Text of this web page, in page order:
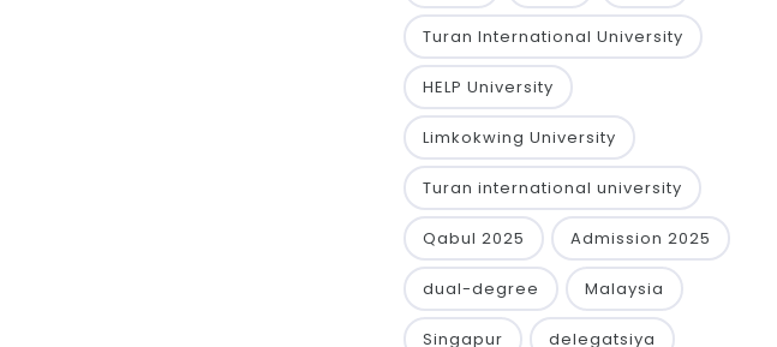
Turan International University
HELP University
Limkokwing University
Turan international university
Qabul 2025 Admission 2025
dual-degree Malaysia
Singapur delegatsiya